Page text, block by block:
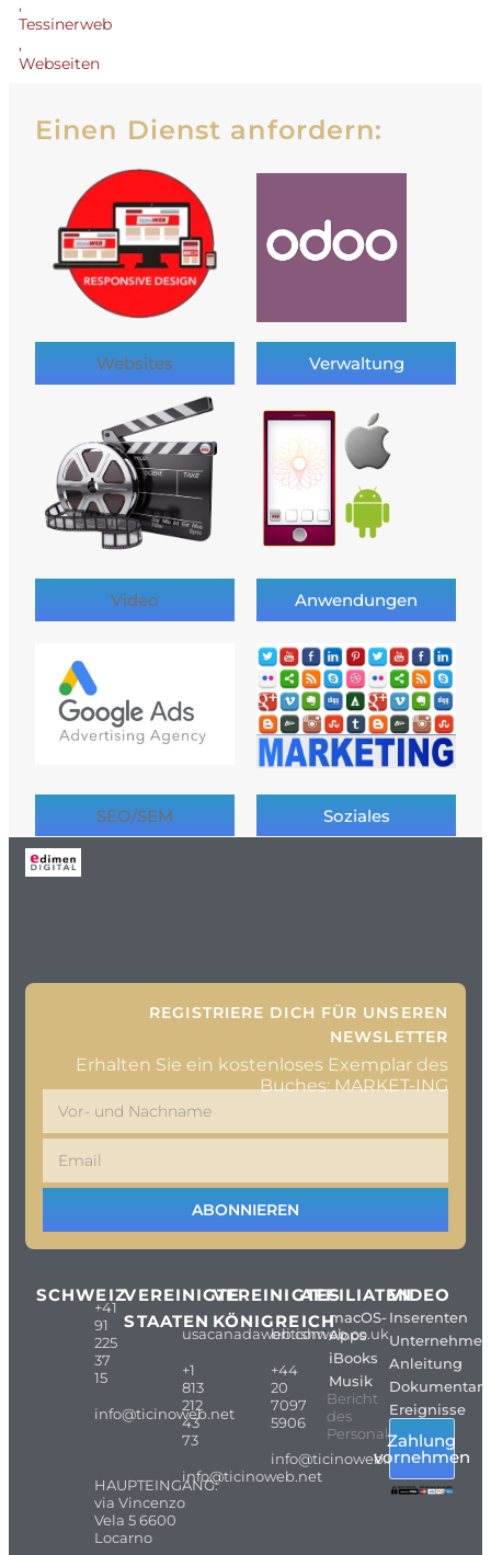
,
Tessinerweb
,
Webseiten
Einen Dienst anfordern:
Websites Verwaltung
Video Anwendungen
SEO/SEM Soziales
REGISTRIERE DICH FÜR UNSEREN
NEWSLETTER
Erhalten Sie ein kostenloses Exemplar des
Buches: MARKET-ING
ABONNIEREN
SCHWEIZ
+41
91
225
37
15
info@ticinoweb.net
HAUPTEINGANG:
via Vincenzo
Vela 5 6600
Locarno
VEREINIGTE
STAATEN
usacanadaweb.com
+1
813
212
43
73
info@ticinoweb.net
VEREINIGTES
KÖNIGREICH
britishweb.co.uk
+44
20
7097
5906
info@ticinoweb.net
AFFILIATEN
macOS-
Apps
iBooks
Musik
Bericht
des
Personals
VIDEO
Inserenten
Unternehmen
Anleitung
Ereignisse
Zahlung
vornehmen